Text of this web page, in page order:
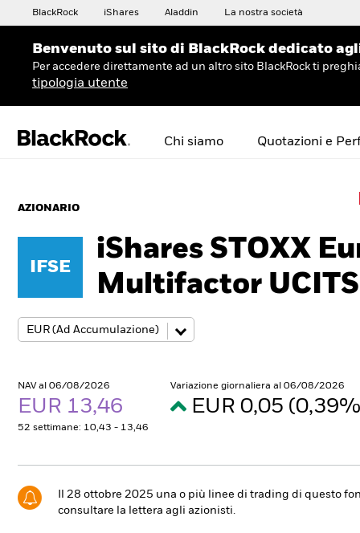
BlackRock iShares Aladdin La nostra società
Benvenuto sul sito di BlackRock dedicato
Per accedere direttamente ad un altro sito BlackRock ti
tipologia utente
Chi siamo Quotazioni e
AZIONARIO
IFSE
iShares STOXX
Multifactor
NAV al 06/08/2026
EUR 13,46
52 settimane: 10,43 - 13,46
Variazione giornaliera al 06/08/2026
EUR 0,05
Il 28 ottobre 2025 una o più linee di trading di questo
consultare la lettera agli azionisti.